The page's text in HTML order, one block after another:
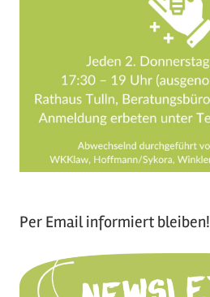
Per Email informiert bleiben!